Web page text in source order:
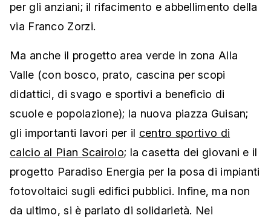
per gli anziani; il rifacimento e abbellimento della
via Franco Zorzi.
Ma anche il progetto area verde in zona Alla
Valle (con bosco, prato, cascina per scopi
didattici, di svago e sportivi a beneficio di
scuole e popolazione); la nuova piazza Guisan;
gli importanti lavori per il centro sportivo di
calcio al Pian Scairolo; la casetta dei giovani e il
progetto Paradiso Energia per la posa di impianti
fotovoltaici sugli edifici pubblici. Infine, ma non
da ultimo, si è parlato di solidarietà. Nei